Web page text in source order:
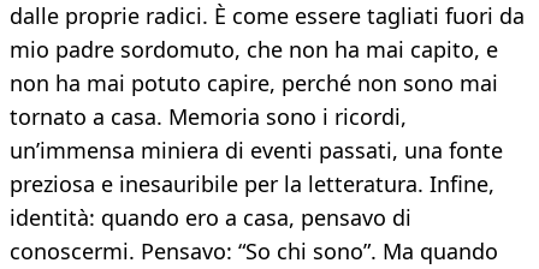
dalle proprie radici. È come essere tagliati fuori da
mio padre sordomuto, che non ha mai capito, e
non ha mai potuto capire, perché non sono mai
tornato a casa. Memoria sono i ricordi,
un’immensa miniera di eventi passati, una fonte
preziosa e inesauribile per la letteratura. Infine,
identità: quando ero a casa, pensavo di
conoscermi. Pensavo: “So chi sono”. Ma quando